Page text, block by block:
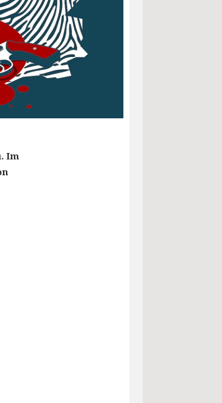
Im